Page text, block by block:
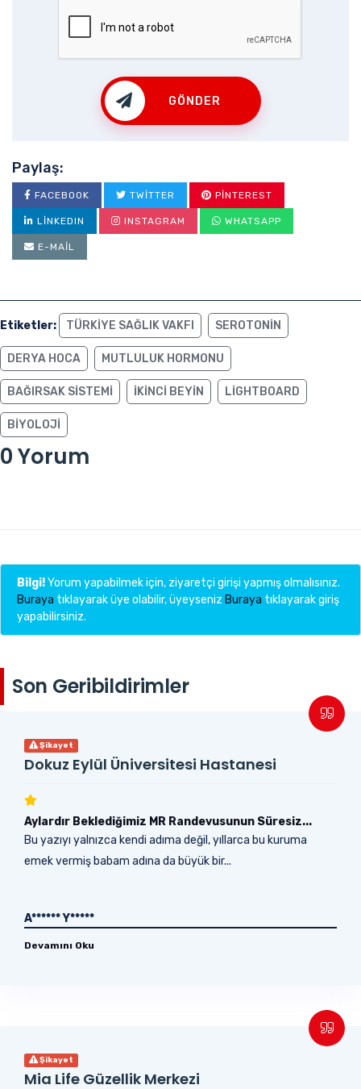
GÖNDER
Paylaş:
FACEBOOK TWITTER PINTEREST
LINKEDIN INSTAGRAM WHATSAPP
E-MAIL
Etiketler: TÜRKIYE SAĞLIK VAKFI SEROTONIN
DERYA HOCA MUTLULUK HORMONU
BAĞIRSAK SISTEMI IKINCI BEYIN LIGHTBOARD
BIYOLOJI
0 Yorum
Bilgi!Yorum yapabilmek için, ziyaretçi girişi yapmış olmalısınız.
Buraya tıklayarak üye olabilir, üyeyseniz Buraya tıklayarak giriş
yapabilirsiniz.
Son Geribildirimler
Şikayet
Dokuz Eylül Üniversitesi Hastanesi
Aylardır Beklediğimiz MR Randevusunun Süresiz...
Bu yazıyı yalnızca kendi adıma değil, yıllarca bu kuruma
emek vermiş babam adına da büyük bir...
A****** Y*****
Devamını Oku
Şikayet
Mia Life Güzellik Merkezi